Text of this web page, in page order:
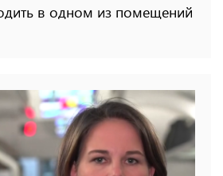
в одном из помещений